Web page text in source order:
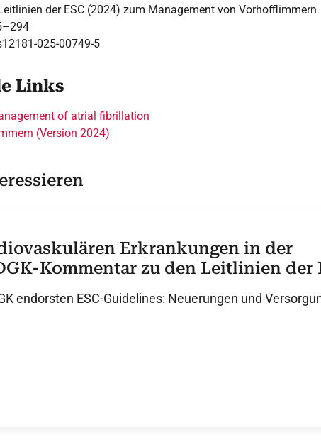
der ESC (2024) zum Management von Vorhofflimmern
025-00749-5
Links
of atrial fibrillation
(Version 2024)
Erkrankungen in der
Kommentar zu den Leitlinien der
endorsten ESC-Guidelines: Neuerungen und